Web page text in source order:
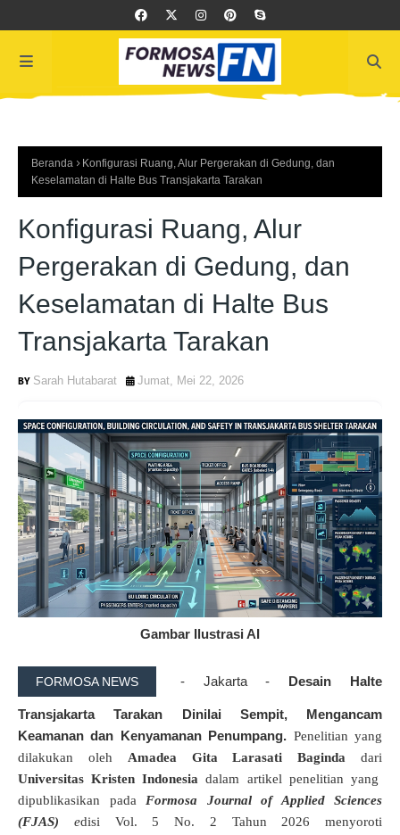
Beranda
Konfigurasi Ruang, Alur Pergerakan di Gedung, dan
Keselamatan di Halte Bus Transjakarta Tarakan
Konfigurasi Ruang, Alur
Pergerakan di Gedung, dan
Keselamatan di Halte Bus
Transjakarta Tarakan
Sarah Hutabarat Jumat, Mei 22, 2026
Gambar Ilustrasi AI
FORMOSA NEWS - Jakarta - Desain Halte
Transjakarta Tarakan Dinilai Sempit, Mengancam
Keamanan dan Kenyamanan Penumpang. Penelitian yang
dilakukan oleh Amadea Gita Larasati Bagindadari
Universitas Kristen Indonesiadalam artikel penelitian yang
dipublikasikan pada Formosa Journal of Applied Sciences
(FJAS)
edisi Vol. 5 No. 2 Tahun 2026 menyoroti